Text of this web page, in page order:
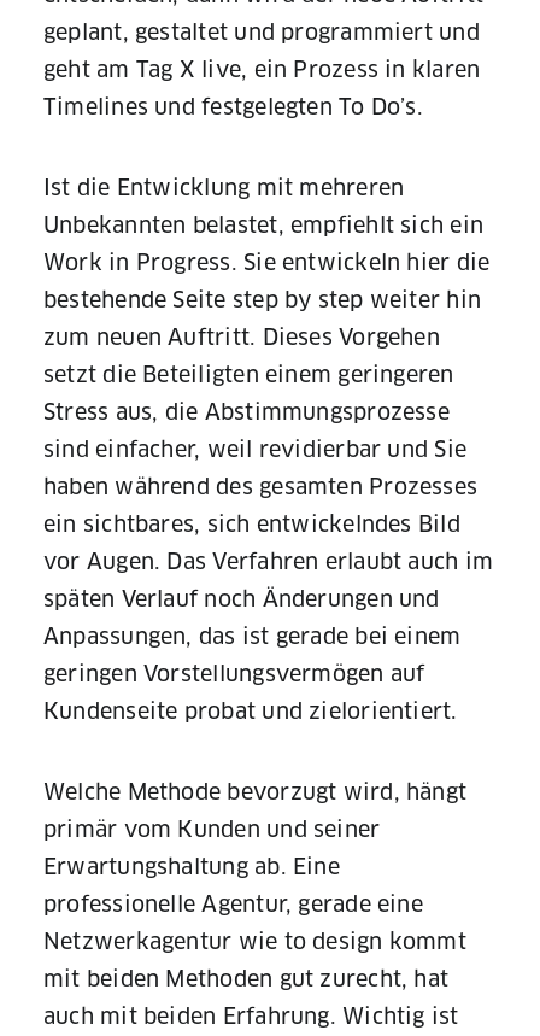
geplant, gestaltet und programmiert und
geht am Tag X live, ein Prozess in klaren
Timelines und festgelegten To Do’s.
Ist die Entwicklung mit mehreren
Unbekannten belastet, empfiehlt sich ein
Work in Progress. Sie entwickeln hier die
bestehende Seite step by step weiter hin
zum neuen Auftritt. Dieses Vorgehen
setzt die Beteiligten einem geringeren
Stress aus, die Abstimmungsprozesse
sind einfacher, weil revidierbar und Sie
haben während des gesamten Prozesses
ein sichtbares, sich entwickelndes Bild
vor Augen. Das Verfahren erlaubt auch im
späten Verlauf noch Änderungen und
Anpassungen, das ist gerade bei einem
geringen Vorstellungsvermögen auf
Kundenseite probat und zielorientiert.
Welche Methode bevorzugt wird, hängt
primär vom Kunden und seiner
Erwartungshaltung ab. Eine
professionelle Agentur, gerade eine
Netzwerkagentur wie to design kommt
mit beiden Methoden gut zurecht, hat
auch mit beiden Erfahrung. Wichtig ist